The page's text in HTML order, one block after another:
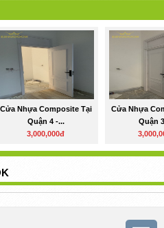
Cửa Nhựa Composite Tại
Quận 4 -...
3,000,000đ
Cửa Nhựa
Quận